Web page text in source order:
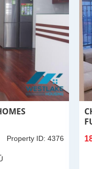
Property ID: 4376